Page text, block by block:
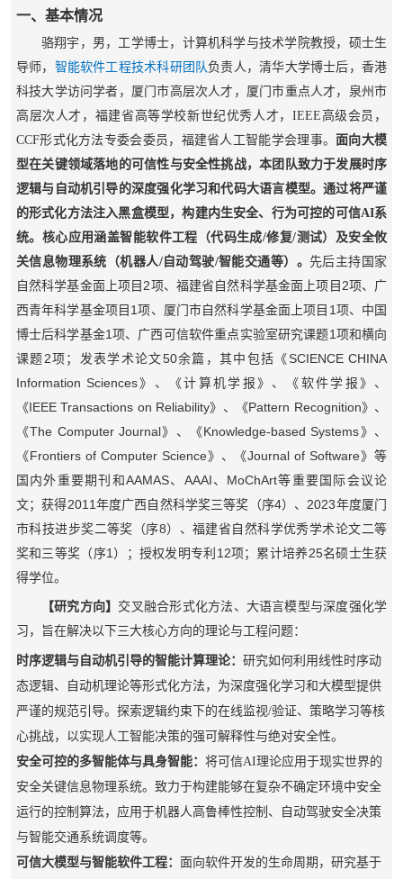
一、基本情况
骆翔宇，男，工学博士，计算机科学与技术学院教授，硕士生
导师， 智能软件工程技术科研团队 负责人，清华大学博士后，香港
科技大学访问学者，厦门市高层次人才， 厦门市重点人才，泉州市
高层次人才，福建省高等学校新世纪优秀人才，IEEE高级会员，
CCF形式化方法专委会委员，福建省人工智能学会理事。 面向大模
型在关键领域落地的可信性与安全性挑战，本团队致力于发展时序
逻辑与自动机引导的深度强化学习和代码大语言模型。通过将严谨
的形式化方法注入黑盒模型，构建内生安全、行为可控的可信AI系
统。核心应用涵盖智能软件工程（代码生成/修复/测试）及安全攸
关信息物理系统（机器人/自动驾驶/智能交通等） 。 先后主持国家
自然科学基金面上项目 2项、福建省自然科学基金面上项目 2项、广
西青年科学基金项目 1项、厦门市自然科学基金面上项目 1 项、中国
博士后科学基金1 项、广西可信软件重点实验室研究课题 1 项和横向
课题 2项；发表学术论文50余篇，其中包括《 SCIENCE CHINA
Information Sciences 》、《计算机学报》、《软件学报》、
《IEEE Transactions on Reliability》、《Pattern Recognition》、
《The Computer Journal》、《 Knowledge-based Systems 》、
《 Frontiers of Computer Science》、《Journal of Software》等
国内外重要期刊和 AAMAS、 AAAI 、 MoChArt等重要国际会议论
文；获得2011 年度广西自然科学奖三等奖（序4）、 2023年度厦门
市科技进步奖二等奖（序8）、福建省自然科学优秀学术论文二等
奖和三等奖（序1 ）；授权发明专利 12项；累计培养 25名硕士生获
得学位。
【研究方向】 交叉融合形式化方法、大语言模型与深度强化学
习，旨在解决以下三大核心方向的理论与工程问题：
时序逻辑与自动机引导的智能计算理论： 研究如何利用线性时序动
态逻辑、自动机理论等形式化方法，为深度强化学习和大模型提供
严谨的规范引导。探索逻辑约束下的在线监视/验证、策略学习等核
心挑战，以实现人工智能决策的强可解释性与绝对安全性。
安全可控的多智能体与具身智能： 将可信AI理论应用于现实世界的
安全关键信息物理系统。致力于构建能够在复杂不确定环境中安全
运行的控制算法，应用于机器人高鲁棒性控制、自动驾驶安全决策
与智能交通系统调度等。
可信大模型与智能软件工程： 面向软件开发的生命周期，研究基于